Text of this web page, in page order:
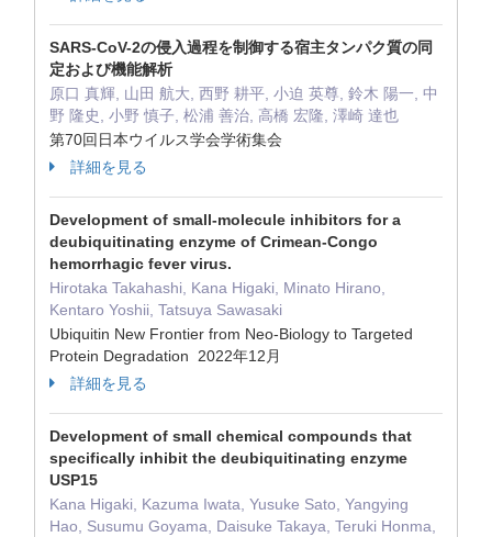
SARS-CoV-2の侵入過程を制御する宿主タンパク質の同
定および機能解析
原口 真輝, 山田 航大, 西野 耕平, 小迫 英尊, 鈴木 陽一, 中
野 隆史, 小野 慎子, 松浦 善治, 高橋 宏隆, 澤崎 達也
第70回日本ウイルス学会学術集会
詳細を見る
Development of small-molecule inhibitors for a
deubiquitinating enzyme of Crimean-Congo
hemorrhagic fever virus.
Hirotaka Takahashi, Kana Higaki, Minato Hirano,
Kentaro Yoshii, Tatsuya Sawasaki
Ubiquitin New Frontier from Neo-Biology to Targeted
Protein Degradation 2022年12月
詳細を見る
Development of small chemical compounds that
specifically inhibit the deubiquitinating enzyme
USP15
Kana Higaki, Kazuma Iwata, Yusuke Sato, Yangying
Hao, Susumu Goyama, Daisuke Takaya, Teruki Honma,